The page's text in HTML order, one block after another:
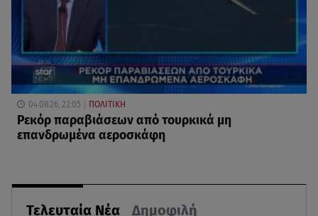
Τελευταία Νέα Δημοφιλή
04.08.26, 22:05 ΠΟΛΙΤΙΚΗ
Ρεκόρ παραβιάσεων από τουρκικά μη
επανδρωμένα αεροσκάφη